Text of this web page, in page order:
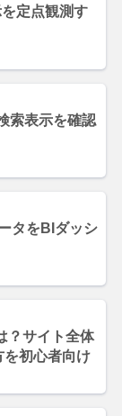
定点観測す
索表示を確認
タをBIダッシ
？サイト全体
を初心者向け